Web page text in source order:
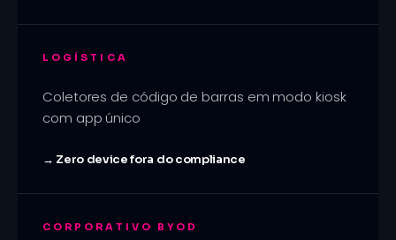
LOGÍSTICA
Coletores de código de barras em modo kiosk
com app único
→ Zero device fora do compliance
CORPORATIVO BYOD